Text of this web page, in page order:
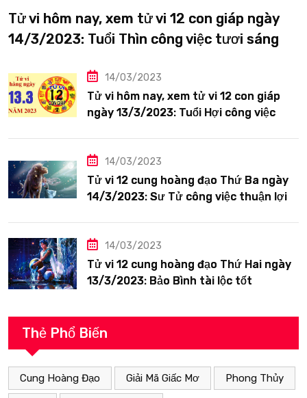
Tử vi hôm nay, xem tử vi 12 con giáp ngày
14/3/2023: Tuổi Thìn công việc tươi sáng
14/03/2023
Tử vi hôm nay, xem tử vi 12 con giáp
ngày 13/3/2023: Tuổi Hợi công việc
14/03/2023
Tử vi 12 cung hoàng đạo Thứ Ba ngày
14/3/2023: Sư Tử công việc thuận lợi
14/03/2023
Tử vi 12 cung hoàng đạo Thứ Hai ngày
13/3/2023: Bảo Bình tài lộc tốt
Thẻ Phổ Biến
Cung Hoàng Đạo Giải Mã Giấc Mơ Phong Thủy